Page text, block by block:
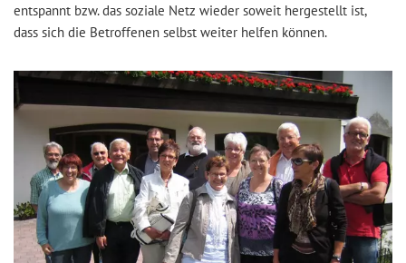
entspannt bzw. das soziale Netz wieder soweit hergestellt ist,
dass sich die Betroffenen selbst weiter helfen können.